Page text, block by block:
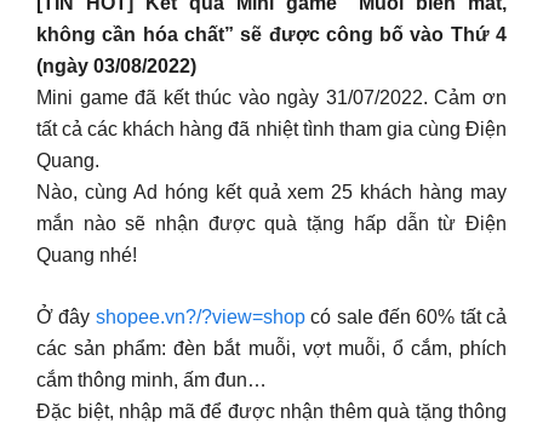
không cần hóa chất” sẽ được công bố vào Thứ 4
(ngày 03/08/2022)
Mini game đã kết thúc vào ngày 31/07/2022. Cảm ơn
tất cả các khách hàng đã nhiệt tình tham gia cùng Điện
Quang.
Nào, cùng Ad hóng kết quả xem 25 khách hàng may
mắn nào sẽ nhận được quà tặng hấp dẫn từ Điện
Quang nhé!
Ở đây shopee.vn?/?view=shopcó sale đến 60% tất cả
các sản phẩm: đèn bắt muỗi, vợt muỗi, ổ cắm, phích
cắm thông minh, ấm đun…
Đặc biệt, nhập mã để được nhận thêm quà tặng thông